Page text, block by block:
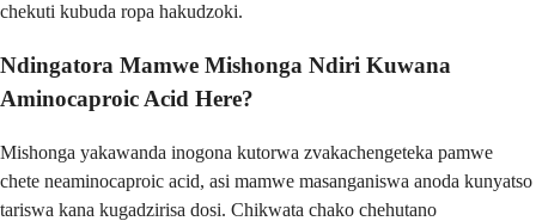
chekuti kubuda ropa hakudzoki.
Ndingatora Mamwe Mishonga Ndiri Kuwana
Aminocaproic Acid Here?
Mishonga yakawanda inogona kutorwa zvakachengeteka pamwe
chete neaminocaproic acid, asi mamwe masanganiswa anoda kunyatso
tariswa kana kugadzirisa dosi. Chikwata chako chehutano